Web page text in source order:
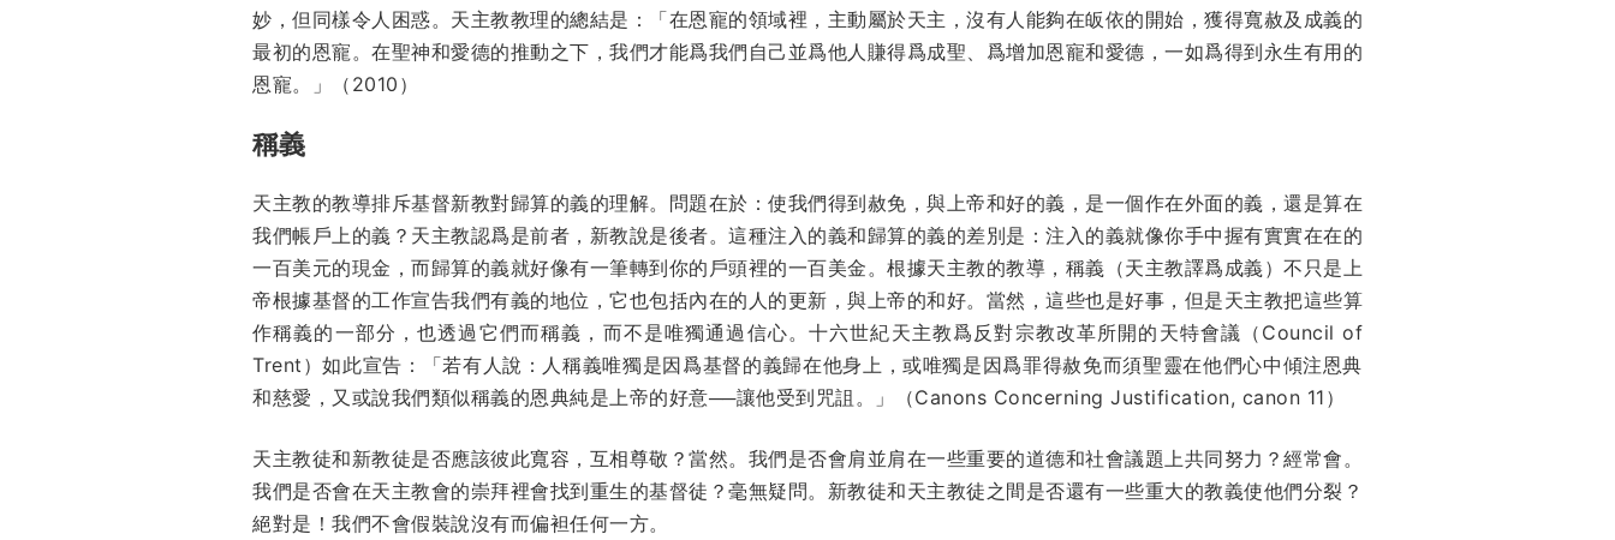
妙，但同樣令人困惑。天主教教理的總結是：「在恩寵的領域裡，主動屬於天主，沒有人能夠在皈依的開始，獲得寬赦及成義的
最初的恩寵。在聖神和愛德的推動之下，我們才能爲我們自己並爲他人賺得爲成聖、爲增加恩寵和愛德，一如爲得到永生有用的
恩寵。」（2010）
稱義
天主教的教導排斥基督新教對歸算的義的理解。問題在於：使我們得到赦免，與上帝和好的義，是一個作在外面的義，還是算在
我們帳戶上的義？天主教認爲是前者，新教說是後者。這種注入的義和歸算的義的差別是：注入的義就像你手中握有實實在在的
一百美元的現金，而歸算的義就好像有一筆轉到你的戶頭裡的一百美金。根據天主教的教導，稱義（天主教譯爲成義）不只是上
帝根據基督的工作宣告我們有義的地位，它也包括內在的人的更新，與上帝的和好。當然，這些也是好事，但是天主教把這些算
作稱義的一部分，也透過它們而稱義，而不是唯獨通過信心。十六世紀天主教爲反對宗教改革所開的天特會議（Council of
Trent）如此宣告：「若有人說：人稱義唯獨是因爲基督的義歸在他身上，或唯獨是因爲罪得赦免而須聖靈在他們心中傾注恩典
和慈愛，又或說我們類似稱義的恩典純是上帝的好意──讓他受到咒詛。」（Canons Concerning Justification, canon 11）
天主教徒和新教徒是否應該彼此寬容，互相尊敬？當然。我們是否會肩並肩在一些重要的道德和社會議題上共同努力？經常會。
我們是否會在天主教會的崇拜裡會找到重生的基督徒？毫無疑問。新教徒和天主教徒之間是否還有一些重大的教義使他們分裂？
絕對是！我們不會假裝說沒有而偏袒任何一方。